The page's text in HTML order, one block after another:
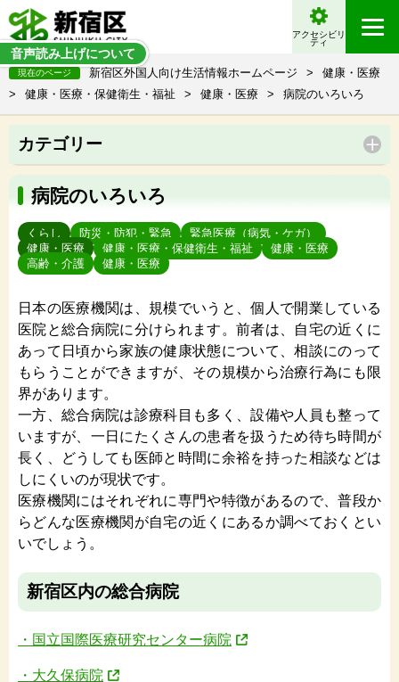
音声読み上げについて
アクセシビリ
ティ
現在のページ 新宿区外国人向け生活情報ホームページ >
健康・医療
>
健康・医療・保健衛生・福祉 > 健康・医療 > 病院のいろいろ
カテゴリー
病院のいろいろ
くらし 防災・防犯・緊急
緊急医療（病気・ケガ）
健康・医療
健康・医療・保健衛生・福祉
健康・医療
高齢・介護
健康・医療
日本の医療機関は、規模でいうと、個人で開業している
医院と総合病院に分けられます。前者は、自宅の近くに
あって日頃から家族の健康状態について、相談にのって
もらうことができますが、その規模から治療行為にも限
界があります。
一方、総合病院は診療科目も多く、設備や人員も整って
いますが、一日にたくさんの患者を扱うため待ち時間が
長く、どうしても医師と時間に余裕を持った相談などは
しにくいのが現状です。
医療機関にはそれぞれに専門や特徴があるので、普段か
らどんな医療機関が自宅の近くにあるか調べておくとい
いでしょう。
新宿区内の総合病院
・国立国際医療研究センター病院
・大久保病院